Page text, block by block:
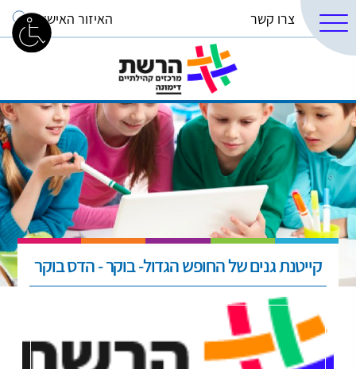
צרו קשר האיזור האישי
קייטנת גנים של החופש הגדול- בוקר - הדס בוקר